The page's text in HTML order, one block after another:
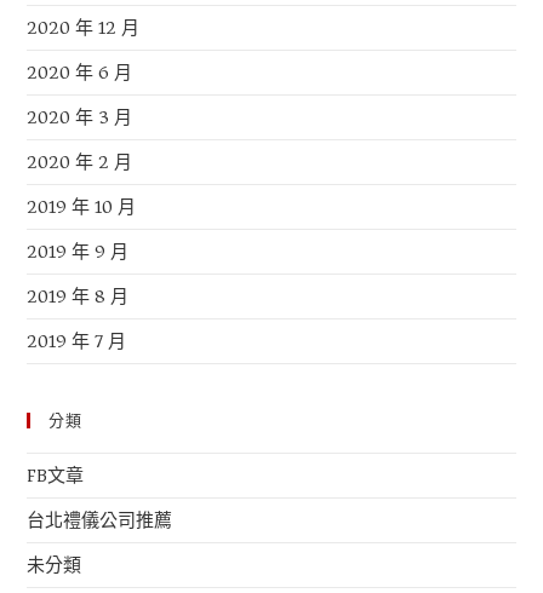
2020 年 12 月
2020 年 6 月
2020 年 3 月
2020 年 2 月
2019 年 10 月
2019 年 9 月
2019 年 8 月
2019 年 7 月
分類
FB文章
台北禮儀公司推薦
未分類